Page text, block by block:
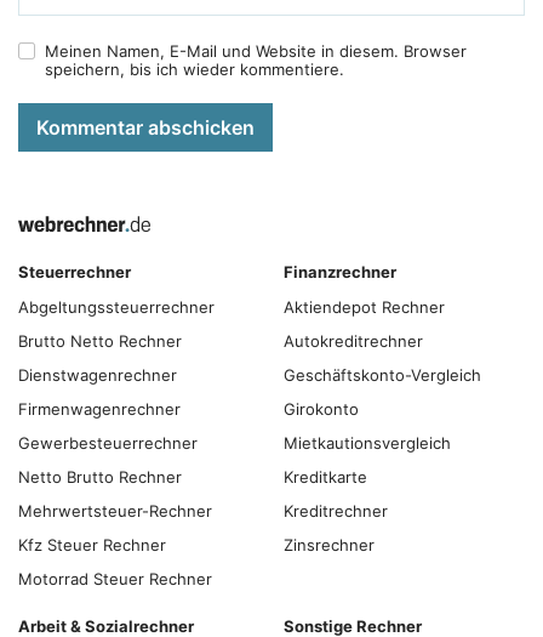
Meinen Namen, E-Mail und Website in diesem. Browser
speichern, bis ich wieder kommentiere.
Kommentar abschicken
Steuerrechner
Abgeltungs­steuer­rechner
Brutto Netto Rechner
Dienstwagenrechner
Firmenwagenrechner
Gewerbesteuerrechner
Netto Brutto Rechner
Mehrwertsteuer-Rechner
Kfz Steuer Rechner
Motorrad Steuer Rechner
Finanzrechner
Aktiendepot Rechner
Autokreditrechner
Geschäftskonto-Vergleich
Girokonto
Mietkautionsvergleich
Kreditkarte
Kreditrechner
Zinsrechner
Arbeit & Sozialrechner
Sonstige Rechner